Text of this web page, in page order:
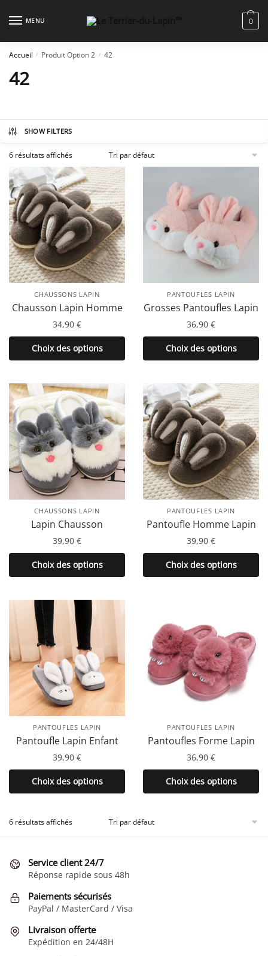
MENU 0
Accueil / Produit Option 2 / 42
42
SHOW FILTERS
6 résultats affichés
CHAUSSONS LAPIN
Chausson Lapin Homme
34,90 €
Choix des options
Ce
produit
plusieurs
variations.
Les
options
peuvent
être
choisies
sur
la
produit
PANTOUFLES LAPIN
Grosses Pantoufles Lapin
36,90 €
Choix des options
Ce
produit
plusieurs
variations.
Les
options
peuvent
être
choisies
sur
la
produit
CHAUSSONS LAPIN
Lapin Chausson
39,90 €
Choix des options
Ce
produit
plusieurs
variations.
Les
options
peuvent
être
choisies
sur
la
page
du
produit
PANTOUFLES LAPIN
Pantoufle Homme Lapin
39,90 €
Choix des options
Ce
produit
Les
options
peuvent
être
choisies
sur
page
produit
PANTOUFLES LAPIN
Pantoufle Lapin Enfant
39,90 €
Choix des options
Ce
produit
plusieurs
options
peuvent
être
choisies
la
PANTOUFLES LAPIN
Pantoufles Forme Lapin
36,90 €
Choix des options
Ce
produit
6 résultats affichés
Service client 24/7
Réponse rapide sous 48h
Paiements sécurisés
PayPal / MasterCard / Visa
Livraison offerte
Expédition en 24/48H